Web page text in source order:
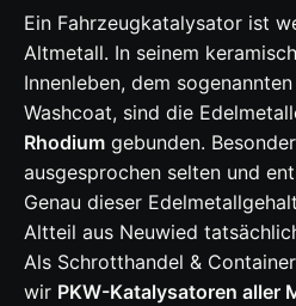
Ein Fahrzeugkatalysator ist
Altmetall. In seinem
Innenleben, dem
Washcoat, sind die
Rhodium gebunden.
ausgesprochen selten und
Genau dieser
Altteil aus Neuwied
Als Schrotthandel &
wir PKW-Katalysatoren aller